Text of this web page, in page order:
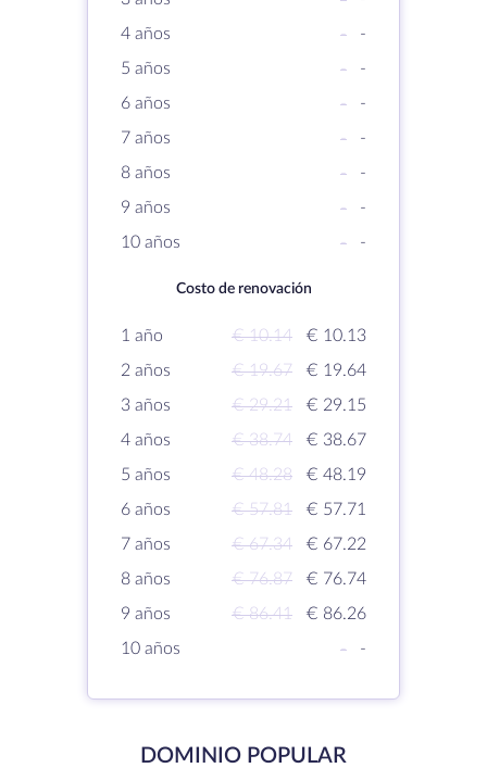
4 años
-
-
5 años
-
-
6 años
-
-
7 años
-
-
8 años
-
-
9 años
-
-
10 años
- -
Costo de renovación
1 año € 10.14
€ 10.13
2 años
€ 19.67
€ 19.64
3 años
€ 29.21
€ 29.15
4 años
€ 38.74
€ 38.67
5 años
€ 48.28
€ 48.19
6 años
€ 57.81
€ 57.71
7 años
€ 67.34
€ 67.22
8 años
€ 76.87
€ 76.74
9 años
€ 86.41
€ 86.26
10 años
- -
DOMINIO POPULAR